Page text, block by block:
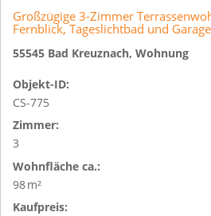
Großzügige 3-Zimmer
Fernblick, Tageslichtbad und
55545 Bad Kreuznach, Wohnung
Objekt-ID:
CS-775
Zimmer:
3
Wohnfläche ca.:
98 m²
Kaufpreis: